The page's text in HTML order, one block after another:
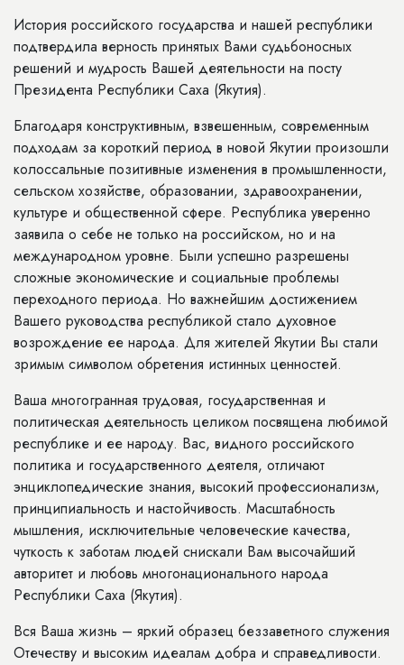
История российского государства и нашей республики
подтвердила верность принятых Вами судьбоносных
решений и мудрость Вашей деятельности на посту
Президента Республики Саха (Якутия).
Благодаря конструктивным, взвешенным, современным
подходам за короткий период в новой Якутии произошли
колоссальные позитивные изменения в промышленности,
сельском хозяйстве, образовании, здравоохранении,
культуре и общественной сфере. Республика уверенно
заявила о себе не только на российском, но и на
международном уровне. Были успешно разрешены
сложные экономические и социальные проблемы
переходного периода. Но важнейшим достижением
Вашего руководства республикой стало духовное
возрождение ее народа. Для жителей Якутии Вы стали
зримым символом обретения истинных ценностей.
Ваша многогранная трудовая, государственная и
политическая деятельность целиком посвящена любимой
республике и ее народу. Вас, видного российского
политика и государственного деятеля, отличают
энциклопедические знания, высокий профессионализм,
принципиальность и настойчивость. Масштабность
мышления, исключительные человеческие качества,
чуткость к заботам людей снискали Вам высочайший
авторитет и любовь многонационального народа
Республики Саха (Якутия).
Вся Ваша жизнь – яркий образец беззаветного служения
Отечеству и высоким идеалам добра и справедливости.